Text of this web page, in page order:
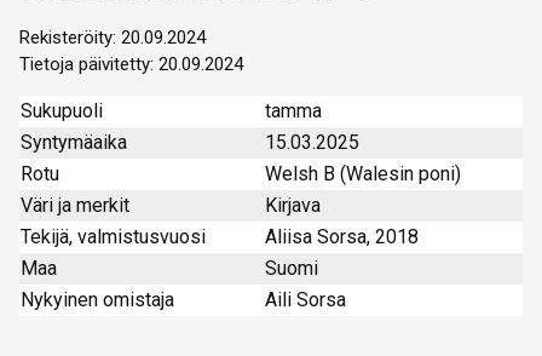
Rekisteröity: 20.09.2024
Tietoja päivitetty: 20.09.2024
Sukupuoli
tamma
Syntymäaika
15.03.2025
Rotu
Welsh B (Walesin poni)
Väri ja merkit
Kirjava
Tekijä, valmistusvuosi
Aliisa Sorsa, 2018
Maa
Suomi
Nykyinen omistaja
Aili Sorsa